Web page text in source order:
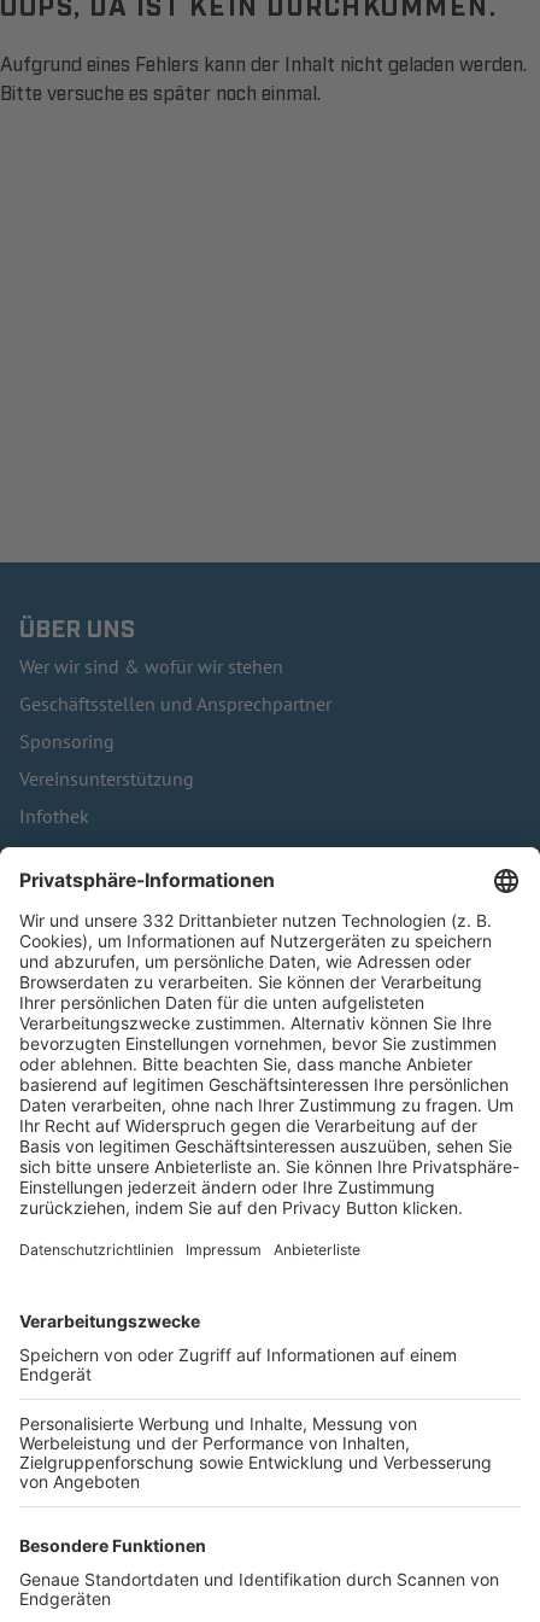
Aufgrund eines Fehlers kann der Inhalt nicht geladen werden.
Bitte versuche es später noch einmal.
ÜBER UNS
Wer wir sind & wofür wir stehen
Geschäftsstellen und Ansprechpartner
Sponsoring
Vereinsunterstützung
Infothek
Kontakt
HÄUFIG BESUCHTE SEITEN
Pässe und Vereinswechsel
Trainerausbildung
Schulungsangebot Vereinsmitarbeiter
BFV-Geschäftsstellen
Trainerbörse
Login SpielPlus
FOLGE DEM BFV
TOP-VEREINE
TOP-PARTNER